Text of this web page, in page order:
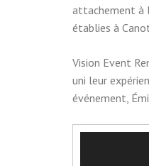
attachement à
établies à
Vision Event
uni leur
événement,